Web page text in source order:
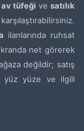
tüfeği vesatılık
ilanlarında ruhsat
net görerek
değildir; satış
yüz yüze ve ilgili